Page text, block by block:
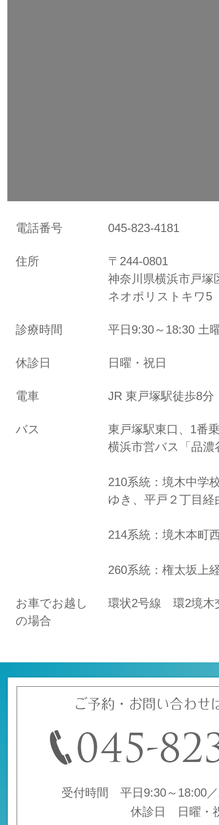
電話番号 045-823-4181
住所
〒244-0801
神奈川県横浜市戸塚
ネオポリストキワ
診療時間 平日9:30～18:30 土
休診日 日曜・祝日
電車 JR 東戸塚駅徒歩8
バス
東戸塚駅東口、1番
横浜市営バス「品
210系統：境木中学
ゆき、 平戸２丁目経
214系統：境木本町
260系統：権太坂上
お車でお越し
の場合
環状2号線 環2境木
ご予約・お問い合わせ
受付時間 平日9:30～18:00
休診日 日曜・